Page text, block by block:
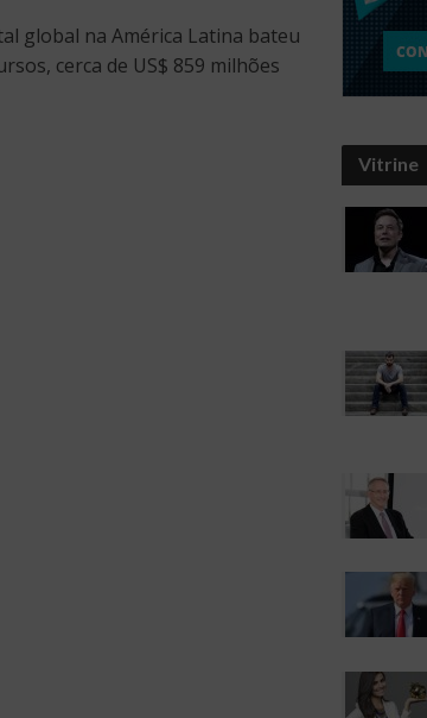
global na América Latina bateu
cerca de US$ 859 milhões
Vitrine